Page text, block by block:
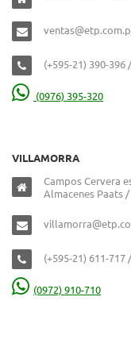
(+595-21) 390-396
(0976) 395-320
VILLAMORRA
Campos Cervera
Almacenes Paats
(+595-21) 611-717 /
(0972) 910-710